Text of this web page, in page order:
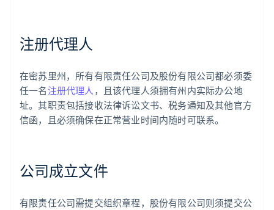
注册代理人
在密苏里州，所有有限责任公司及股份有限公司都必须委
任一名注册代理人 ，且该代理人须拥有州内实际办公地
址。其职责包括接收法律诉讼文书、税务通知及其他官方
信函，且必须确保在正常营业时间内随时可联系。
公司成立文件
有限责任公司需提交组织章程，股份有限公司则须提交公